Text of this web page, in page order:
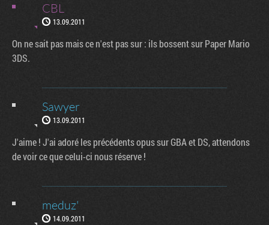
CBL
13.09.2011
On ne sait pas mais ce n'est pas sur : ils bossent sur Paper Mario
3DS.
Sawyer
13.09.2011
J'aime ! J'ai adoré les précédents opus sur GBA et DS, attendons
de voir ce que celui-ci nous réserve !
meduz'
14.09.2011